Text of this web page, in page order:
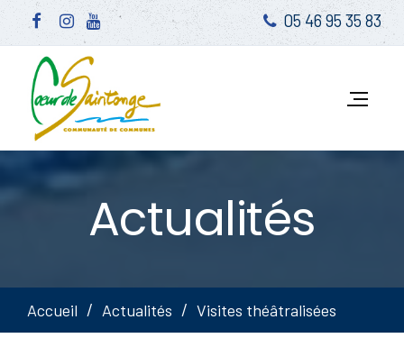
05 46 95 35 83
Actualités
Accueil Actualités Visites théâtralisées